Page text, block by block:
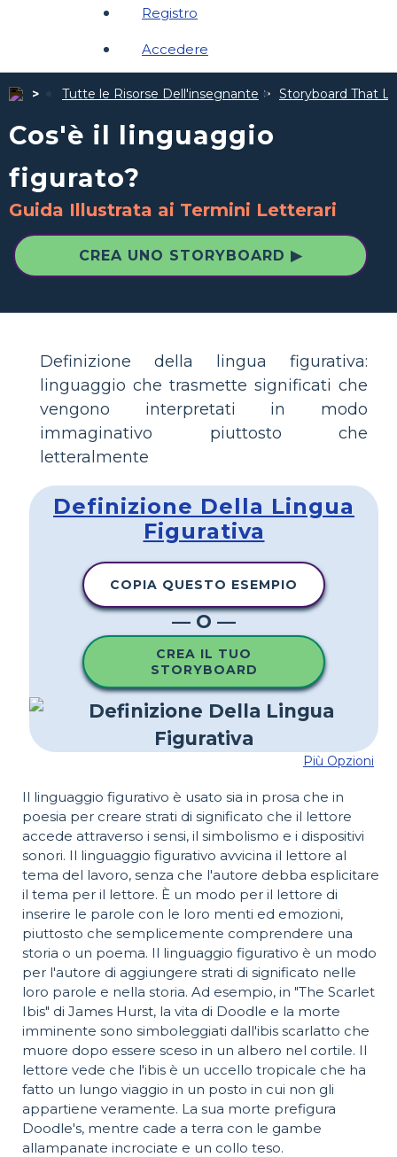
Registro
Accedere
Tutte le Risorse Dell'insegnante Storyboard That
Cos'è il linguaggio
figurato?
Guida Illustrata ai Termini Letterari
CREA UNO STORYBOARD ▶
Definizione della lingua figurativa:
linguaggio che trasmette significati che
vengono interpretati in modo
immaginativo piuttosto che
letteralmente
Definizione Della Lingua
Figurativa
COPIA QUESTO ESEMPIO
— O —
CREA IL TUO
STORYBOARD
Più Opzioni
Il linguaggio figurativo è usato sia in prosa che in
poesia per creare strati di significato che il lettore
accede attraverso i sensi, il simbolismo e i dispositivi
sonori. Il linguaggio figurativo avvicina il lettore al
tema del lavoro, senza che l'autore debba esplicitare
il tema per il lettore. È un modo per il lettore di
inserire le parole con le loro menti ed emozioni,
piuttosto che semplicemente comprendere una
storia o un poema. Il linguaggio figurativo è un modo
per l'autore di aggiungere strati di significato nelle
loro parole e nella storia. Ad esempio, in "The Scarlet
Ibis" di James Hurst, la vita di Doodle e la morte
imminente sono simboleggiati dall'ibis scarlatto che
muore dopo essere sceso in un albero nel cortile. Il
lettore vede che l'ibis è un uccello tropicale che ha
fatto un lungo viaggio in un posto in cui non gli
appartiene veramente. La sua morte prefigura
Doodle's, mentre cade a terra con le gambe
allampanate incrociate e un collo teso.